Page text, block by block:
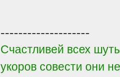
--------------------
Счастливей всех
укоров совести они